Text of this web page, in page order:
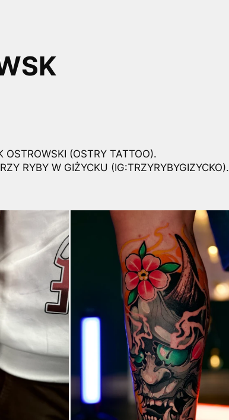
OSTROWSKI (OSTRY TATTOO).
RYBY W GIŻYCKU (IG:TRZYRYBYGIZYCKO).